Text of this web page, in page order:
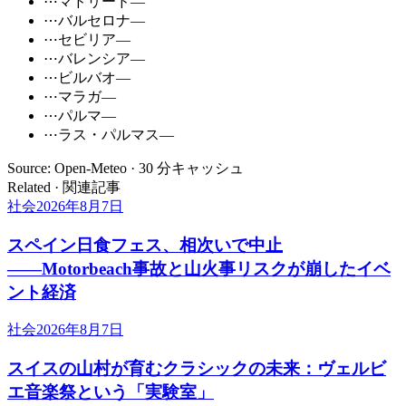
⋯バルセロナ—
⋯セビリア—
⋯バレンシア—
⋯ ビルバオ—
⋯マラガ—
⋯パルマ—
⋯ラス・パルマス—
Source: Open-Meteo · 30 分キャッシュ
Related · 関連記事
社会2026年8月7日
スペイン日食フェス、相次いで中止
――Motorbeach事故と山火事リスクが崩したイベ
ント経済
社会2026年8月7日
スイスの山村が育むクラシックの未来：ヴェルビ
エ音楽祭という「実験室」